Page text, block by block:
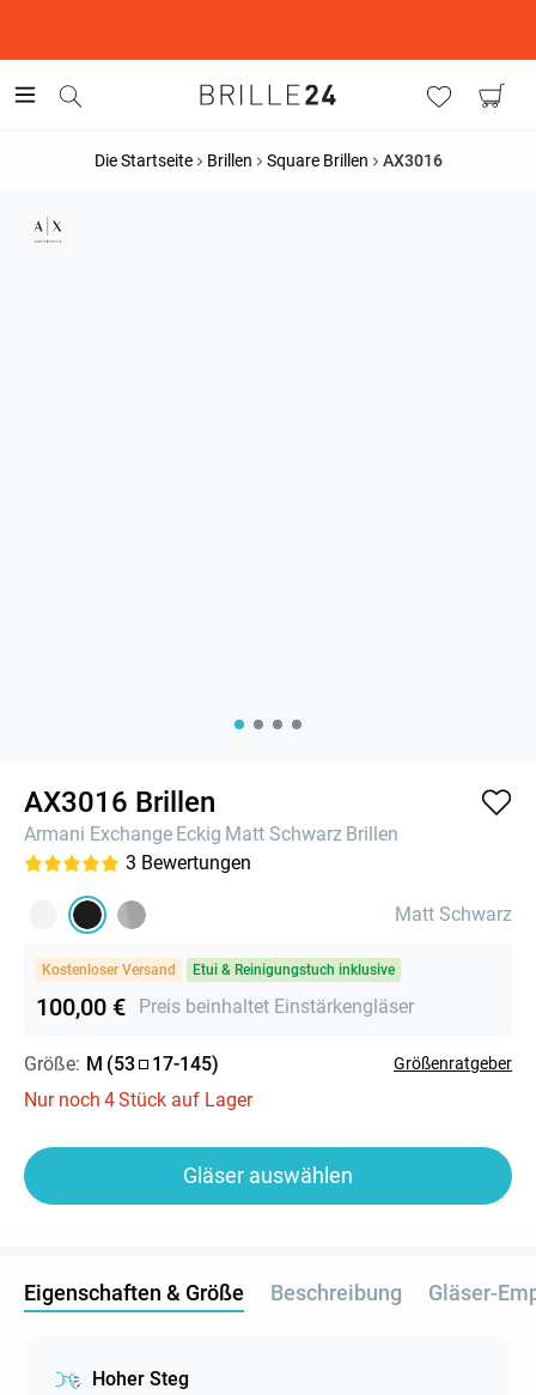
Die Startseite Brillen Square Brillen AX3016
AX3016 Brillen
Armani Exchange Eckig Matt Schwarz Brillen
3 Bewertungen
Matt Schwarz
Kostenloser Versand Etui & Reinigungstuch inklusive
100,00 € Preis beinhaltet Einstärkengläser
Größe: M (53 17-145) Größenratgeber
Nur noch 4Stück auf Lager
Gläser auswählen
Eigenschaften & Größe Beschreibung Gläser-
Hoher Steg